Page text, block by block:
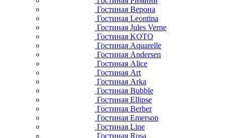
Гостиная Верона
Гостиная Leontina
Гостиная Jules Verne
Гостиная KOTO
Гостиная Aquarelle
Гостиная Andersen
Гостиная Alice
Гостиная Art
Гостиная Arka
Гостиная Bubble
Гостиная Ellipse
Гостиная Berber
Гостиная Emerson
Гостиная Line
Гостиная Rosa